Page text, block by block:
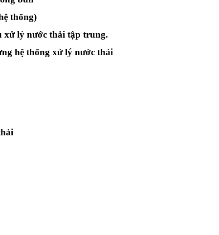
thống)
xử lý nước thải tập trung.
hệ thống xử lý nước thải